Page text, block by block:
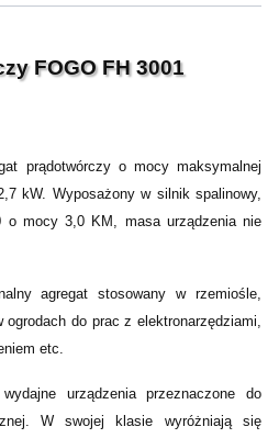
FOGO FH 3001
prądotwórczy o mocy maksymalnej
kW. Wyposażony w silnik spalinowy,
o mocy 3,0 KM, masa urządzenia nie
agregat stosowany w rzemiośle,
do prac z elektronarzędziami,
etc.
urządzenia przeznaczone do
W swojej klasie wyróżniają się